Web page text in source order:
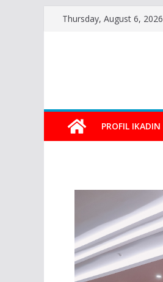
Thursday, August 6, 2026
PROFIL IKADIN